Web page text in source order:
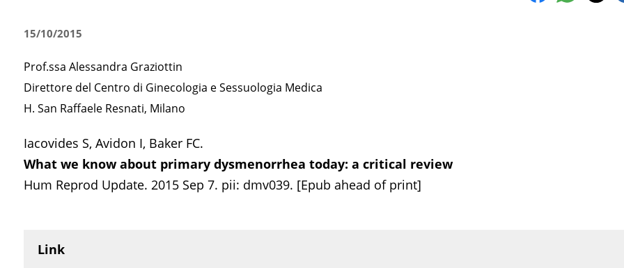
15/10/2015
Prof.ssa Alessandra Graziottin
Direttore del Centro di Ginecologia e Sessuologia Medica
H. San Raffaele Resnati, Milano
Iacovides S, Avidon I, Baker FC.
What we know about primary dysmenorrhea today: a critical review
Hum Reprod Update. 2015 Sep 7. pii: dmv039. [Epub ahead of print]
Link